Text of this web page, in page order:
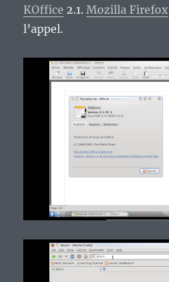
KOffice 2.1.Mozilla Firefox
l’appel.